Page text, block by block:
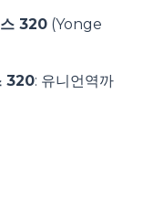
320 (Yonge
320: 유니언역까